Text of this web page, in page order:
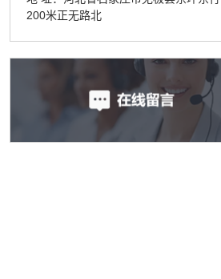
200米正无路北